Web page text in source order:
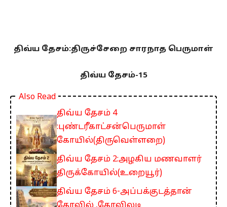
திவ்ய தேசம்:திருச்சேறை சாரநாத பெருமாள்
திவ்ய தேசம்-15
Also Read
திவ்ய தேசம் 4
:புண்டரீகாட்சன்பெருமாள்
கோயில்(திருவெள்ளறை)
திவ்ய தேசம் 2:அழகிய மணவாளர்
திருக்கோயில்(உறையூர்)
திவ்ய தேசம் 6-அப்பக்குடத்தான்